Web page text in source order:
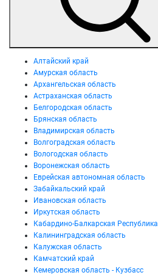
Алтайский край
Амурская область
Архангельская область
Астраханская область
Белгородская область
Брянская область
Владимирская область
Волгоградская область
Вологодская область
Воронежская область
Еврейская автономная область
Забайкальский край
Ивановская область
Иркутская область
Кабардино-Балкарская Республика
Калининградская область
Калужская область
Камчатский край
Кемеровская область - Кузбасс